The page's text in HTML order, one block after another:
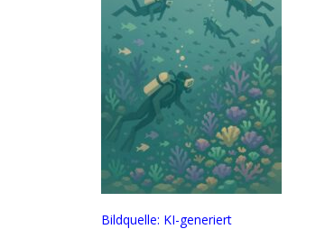
Bildquelle: KI-generiert